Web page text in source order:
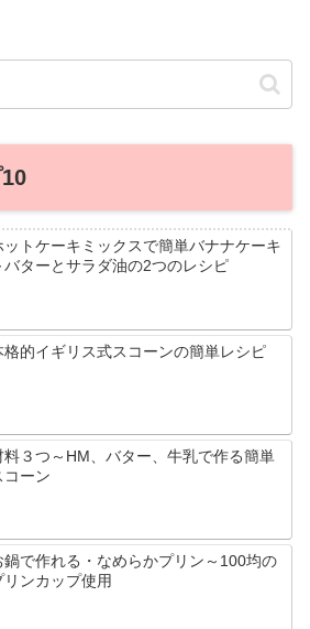
ットケーキミックスで簡単バナナケーキ
バターとサラダ油の2つのレシピ
格的イギリス式スコーンの簡単レシピ
料３つ～HM、バター、牛乳で作る簡単
コーン
鍋で作れる・なめらかプリン～100均の
リンカップ使用